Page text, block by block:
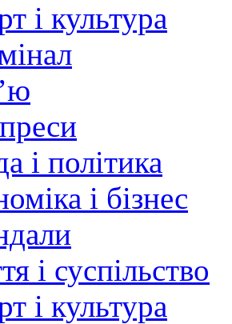
і культура
і політика
і бізнес
і суспільство
і культура